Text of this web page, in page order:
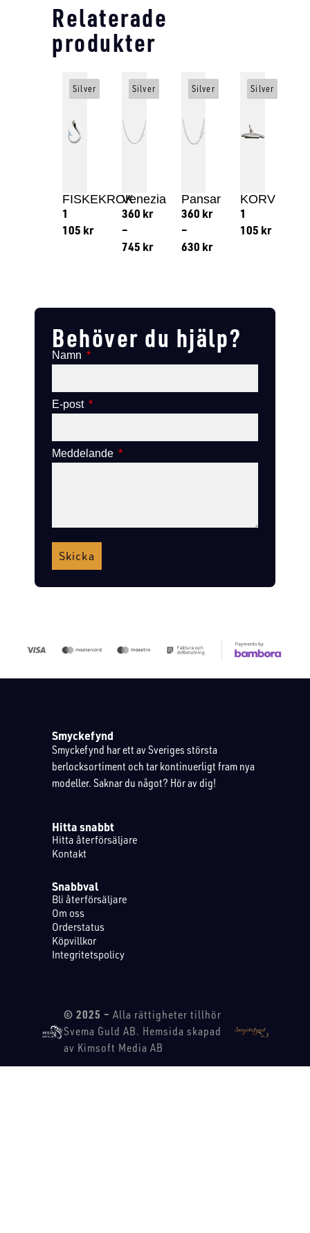
Relaterade
produkter
FISKEKROK
1
105 kr
Silver
Venezia
360 kr
–
745 kr
Silver
Pansar
360 kr
–
630 kr
Silver
KORV
1
105 kr
Silver
Behöver du hjälp?
Namn
E-post
Meddelande
Skicka
Smyckefynd
Smyckefynd har ett av Sveriges största
berlocksortiment och tar kontinuerligt fram nya
modeller. Saknar du något? Hör av dig!
Hitta snabbt
Hitta återförsäljare
Kontakt
Snabbval
Bli återförsäljare
Om oss
Orderstatus
Köpvillkor
Integritetspolicy
© 2025 – Alla rättigheter tillhör
Svema Guld AB. Hemsida skapad
av Kimsoft Media AB